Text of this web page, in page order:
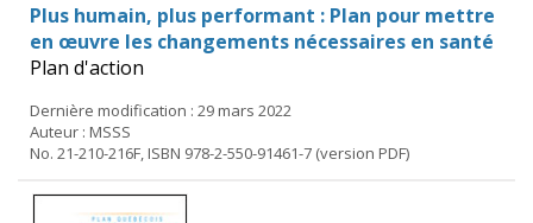
Plus humain, plus performant : Plan pour mettre
en œuvre les changements nécessaires en santé
Plan d'action
Dernière modification : 29 mars 2022
Auteur : MSSS
No. 21-210-216F, ISBN 978-2-550-91461-7 (version PDF)